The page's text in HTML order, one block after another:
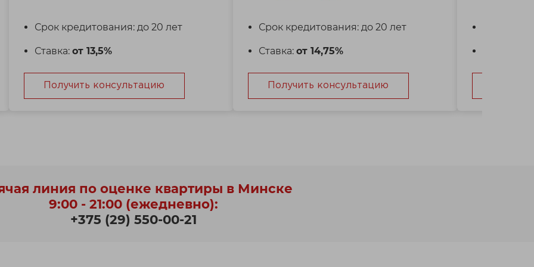
Срок кредитования: до 20 лет
Ставка: от 13,5%
Получить консультацию
Срок кредитования: до 20 лет
Ставка: от 14,75%
Получить консультацию
линия по оценке квартиры в Минске
9:00 - 21:00 (ежедневно):
+375 (29) 550-00-21